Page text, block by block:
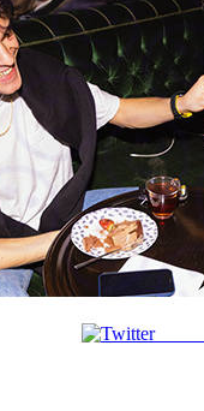
Post